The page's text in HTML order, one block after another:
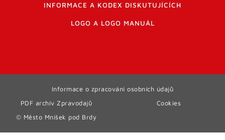
INFORMACE A KODEX DISKUTUJÍCÍCH
LOGO A LOGO MANUÁL
© Město Mníšek pod Brdy
PDF archiv Zpravodajů
Informace o zpracování osobních údajů
Cookies